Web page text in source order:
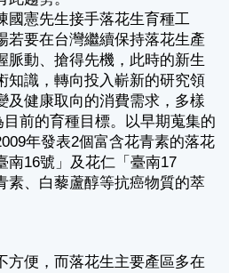
國憲先生接手落花生育種工
若要在台灣繼續保持落花生產
脈動、搶得先機，此時的新生
知識，轉向投入嶄新的研究領
及健康取向的消費需求，多樣
前的育種目標。以早期蒐集的
年發表2個富含花青素的落花
南16號」及花仁「臺南17
素、白藜蘆醇等抗癌物質的萃
方便，而落花生主要產區多在